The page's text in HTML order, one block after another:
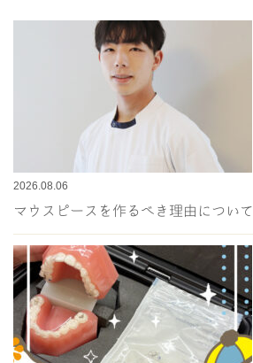
2026.08.06
マウスピースを作るべき理由について